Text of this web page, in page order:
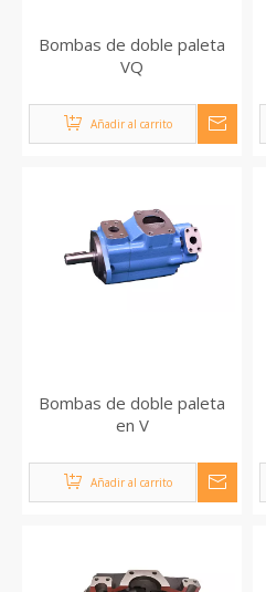
Bombas de doble paleta
VQ
Añadir al carrito
Bombas de doble paleta
en V
Añadir al carrito